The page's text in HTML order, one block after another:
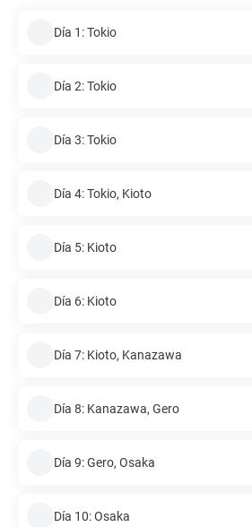
Día 1: Tokio
Día 2: Tokio
Día 3: Tokio
Día 4: Tokio, Kioto
Día 5: Kioto
Día 6: Kioto
Día 7: Kioto, Kanazawa
Día 8: Kanazawa, Gero
Día 9: Gero, Osaka
Día 10: Osaka